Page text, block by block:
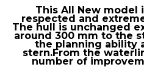
This All New model
respected and
The hull is unchanged
around 300 mm to the
the planning ability
stern.From the
number of